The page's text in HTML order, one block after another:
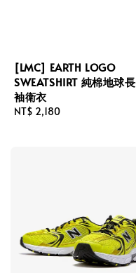
[LMC] EARTH LOGO
SWEATSHIRT 純棉地球長
袖衛衣
Regular
NT$ 2,180